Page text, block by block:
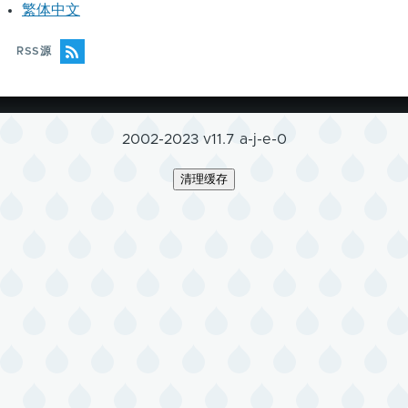
繁体中文
RSS源
2002-2023 v11.7 a-j-e-0